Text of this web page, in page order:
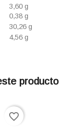
3,60 g
0,38 g
30,26 g
4,56 g
producto
favorite_border